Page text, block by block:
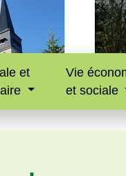
et
Vie
et sociale